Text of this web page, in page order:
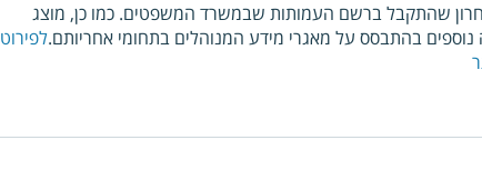
שהתקבל ברשם העמותות שבמשרד המשפטים. כמו כן, מוצג
בהתבסס על מאגרי מידע המנוהלים בתחומי אחריותם.לפירוט